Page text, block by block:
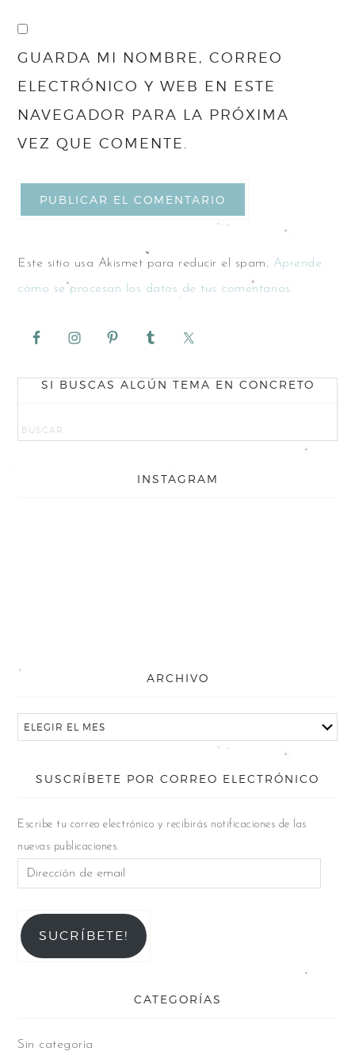
GUARDA MI NOMBRE, CORREO
ELECTRÓNICO Y WEB EN ESTE
NAVEGADOR PARA LA PRÓXIMA
VEZ QUE COMENTE.
Este sitio usa Akismet para reducir el spam. Aprende
cómo se procesan los datos de tus comentarios.
SI BUSCAS ALGÚN TEMA EN CONCRETO
INSTAGRAM
ARCHIVO
SUSCRÍBETE POR CORREO ELECTRÓNICO
Escribe tu correo electrónico y recibirás notificaciones de las
nuevas publicaciones.
SUCRÍBETE!
CATEGORÍAS
Sin categoría